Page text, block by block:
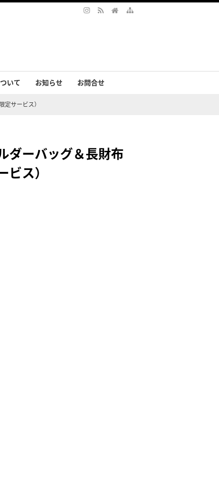
いて
リー
の声
お知らせ お問合せ
サービス）
ダーバッグ＆長財布
ビス）